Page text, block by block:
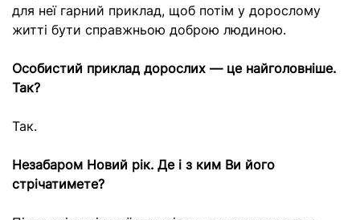
для неї гарний приклад, щоб потім у дорослому
житті бути справжньою доброю людиною.
Особистий приклад дорослих — це найголовніше.
Так?
Так.
Незабаром Новий рік. Де і з ким Ви його
стрічатимете?